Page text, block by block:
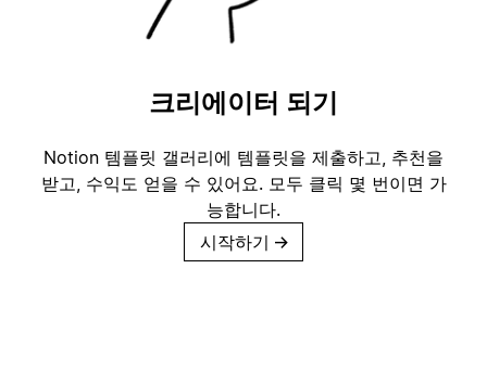
크리에이터 되기
Notion 템플릿 갤러리에 템플릿을 제출하고, 추천을
받고, 수익도 얻을 수 있어요. 모두 클릭 몇 번이면 가
능합니다.
시작하기 →